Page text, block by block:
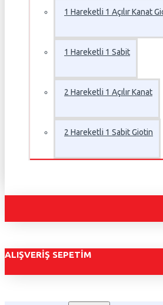
1 Hareketli 1 Açılır Kanat
1 Hareketli 1 Sabit
2 Hareketli 1 Açılır Kanat
2 Hareketli 1 Sabit Giotin
ALIŞVERIŞ SEPETIM